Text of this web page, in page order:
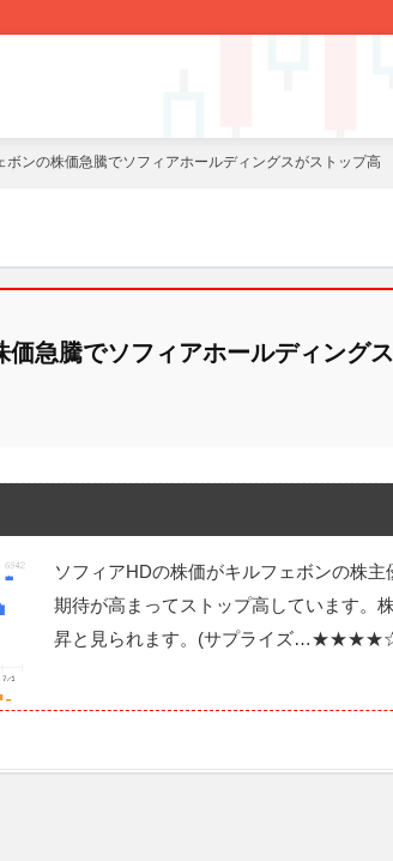
ボンの株価急騰でソフィアホールディングスがストップ高
価急騰でソフィアホールディング
ソフィアHDの株価がキルフェボンの株
期待が高まってストップ高しています。
昇と見られます。(サプライズ